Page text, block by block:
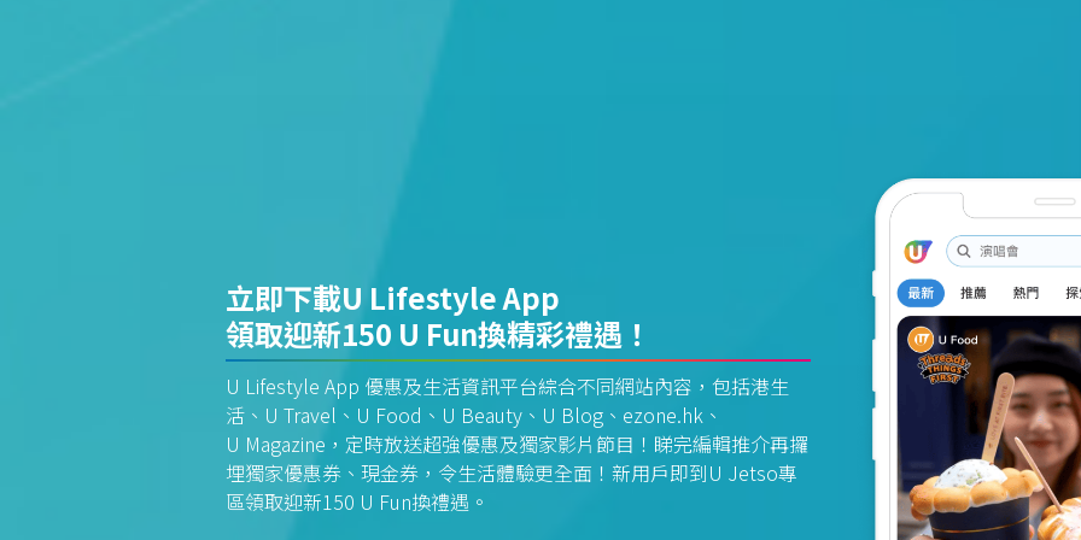
立即下載U Lifestyle App
領取迎新150 U Fun換精彩禮遇！
U Lifestyle App 優惠及生活資訊平台綜合不同網站內容，包括港生
活、U Travel、U Food、U Beauty、U Blog、ezone.hk、
U Magazine，定時放送超強優惠及獨家影片節目！睇完編輯推介再攞
埋獨家優惠券、現金券，令生活體驗更全面！新用戶即到U Jetso專
區領取迎新150 U Fun換禮遇。